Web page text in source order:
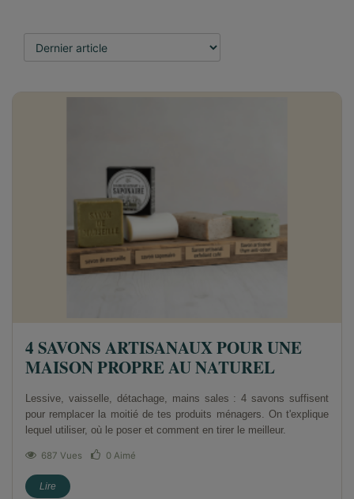
4 SAVONS ARTISANAUX POUR UNE
MAISON PROPRE AU NATUREL
687 Vues 0 Aimé
Lessive, vaisselle, détachage, mains sales : 4 savons suffisent
pour remplacer la moitié de tes produits ménagers. On t'explique
lequel utiliser, où le poser et comment en tirer le meilleur.
Lire